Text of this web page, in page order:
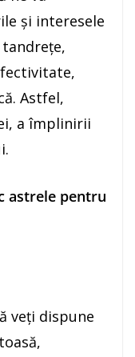
şi interesele
Astfel,
a împlinirii
astrele pentru
veţi dispune